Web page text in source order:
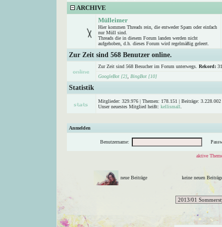
ARCHIVE
Mülleimer
Hier kommen Threads rein, die entweder Spam oder einfach
nur Müll sind.
Threads die in diesem Forum landen werden nicht
aufgehoben, d.h. dieses Forum wird regelmäßig geleert.
Zur Zeit sind 568 Benutzer online.
Zur Zeit sind 568 Besucher im Forum unterwegs. Rekord:
GoogleBot [2]
BingBot [10]
Statistik
Mitglieder: 329.976 | Themen: 178.151 | Beiträge:
Unser neuestes Mitglied heißt: kellismall
Anmelden
Benutzername:
aktive
neue Beiträge keine neuen